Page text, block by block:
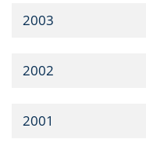
2003
2002
2001